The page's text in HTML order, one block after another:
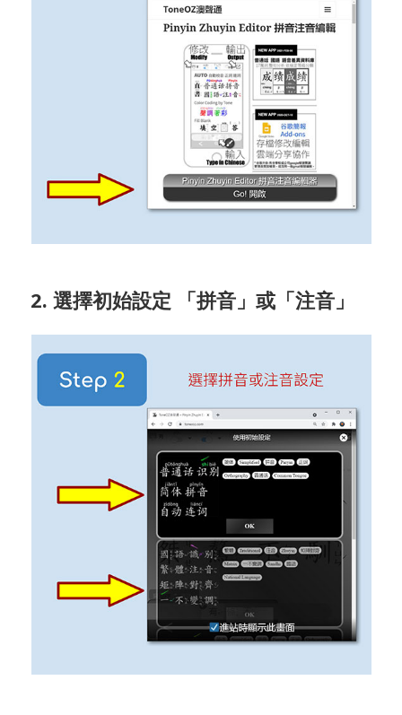
2. 選擇初始設定 「拼音」或「注音」